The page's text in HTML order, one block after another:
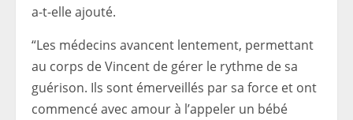
a-t-elle ajouté.
“Les médecins avancent lentement, permettant
au corps de Vincent de gérer le rythme de sa
guérison. Ils sont émerveillés par sa force et ont
commencé avec amour à l’appeler un bébé